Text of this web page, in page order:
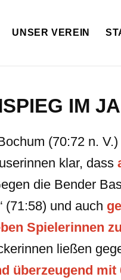
UNSER VEREIN
IM
(70:72 n.
klar, dass
die Bender
(71:58) und auch
Spielerinnen
ließen
überzeugend mit